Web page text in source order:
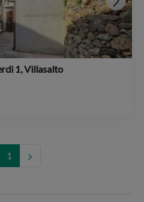
Independent house Via Verdi 1, Villasalto
1